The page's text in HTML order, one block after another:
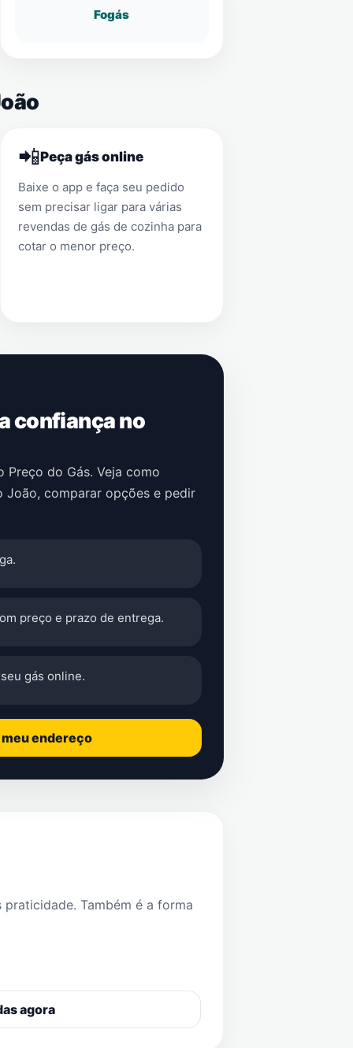
Fogás
📲Peça gás online
Baixe o app e faça seu pedido
sem precisar ligar para várias
revendas de gás de cozinha para
cotar o menor preço.
confiança no
do Gás. Veja como
João, comparar opções e pedir
preço e prazo de entrega.
gás online.
endereço
Também é a forma
agora